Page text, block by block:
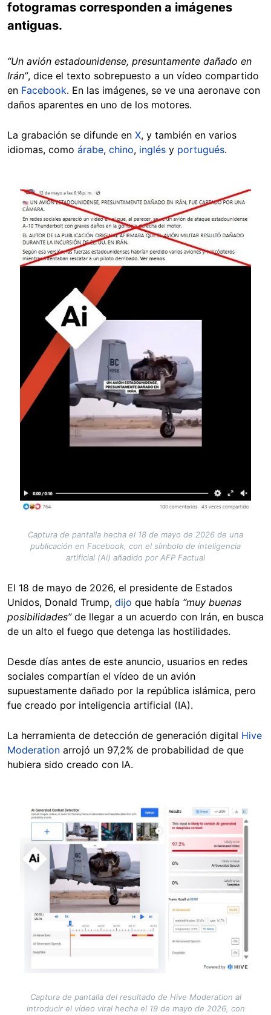
fotogramas corresponden a imágenes
antiguas.
“Un avión estadounidense, presuntamente dañado en
Irán”, dice el texto sobrepuesto a un vídeo compartido
en Facebook. En las imágenes, se ve una aeronave con
daños aparentes en uno de los motores.
La grabación se difunde en X, y también en varios
idiomas, como árabe, chino, inglés y portugués.
Image
Captura de pantalla hecha el 18 de mayo de 2026 de una
publicación en Facebook, con el símbolo de inteligencia
artificial (Ai) añadido por AFP Factual
El 18 de mayo de 2026, el presidente de Estados
Unidos, Donald Trump, dijo que había “muy buenas
posibilidades” de llegar a un acuerdo con Irán, en busca
de un alto el fuego que detenga las hostilidades.
Desde días antes de este anuncio, usuarios en redes
sociales compartían el vídeo de un avión
supuestamente dañado por la república islámica, pero
fue creado por inteligencia artificial (IA).
La herramienta de detección de generación digital Hive
Moderation arrojó un 97,2% de probabilidad de que
hubiera sido creado con IA.
Image
Captura de pantalla del resultado de Hive Moderation al
introducir el vídeo viral hecha el 19 de mayo de 2026, con